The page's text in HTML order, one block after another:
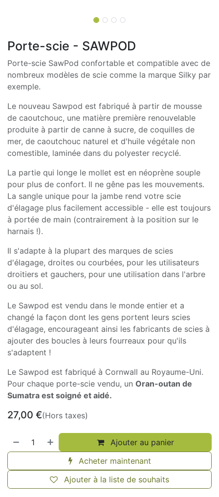
Porte-scie - SAWPOD
Porte-scie SawPod confortable et compatible avec de
nombreux modèles de scie comme la marque Silky par
exemple.
Le nouveau Sawpod est fabriqué à partir de mousse
de caoutchouc, une matière première renouvelable
produite à partir de canne à sucre, de coquilles de
mer, de caoutchouc naturel et d'huile végétale non
comestible, laminée dans du polyester recyclé.
La partie qui longe le mollet est en néoprène souple
pour plus de confort. Il ne gêne pas les mouvements.
La sangle unique pour la jambe rend votre scie
d'élagage plus facilement accessible - elle est toujours
à portée de main (contrairement à la position sur le
harnais !).
Il s'adapte à la plupart des marques de scies
d'élagage, droites ou courbées, pour les utilisateurs
droitiers et gauchers, pour une utilisation dans l'arbre
ou au sol.
Le Sawpod est vendu dans le monde entier et a
changé la façon dont les gens portent leurs scies
d'élagage, encourageant ainsi les fabricants de scies à
ajouter des boucles à leurs fourreaux pour qu'ils
s'adaptent !
Le Sawpod est fabriqué à Cornwall au Royaume-Uni.
Pour chaque porte-scie vendu, un Oran-outan de
Sumatra est soigné et aidé.
27,00 €(Hors taxes)
Ajouter au panier
Acheter maintenant
Ajouter à la liste de souhaits